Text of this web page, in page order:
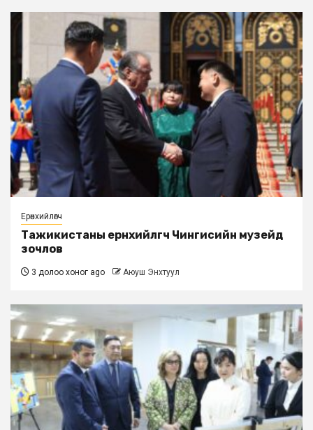
Ерөнхийлөгч
Тажикистаны ерөнхийлөгч Чингисийн музейд
зочлов
3 долоо хоног ago Аюуш Энхтуул